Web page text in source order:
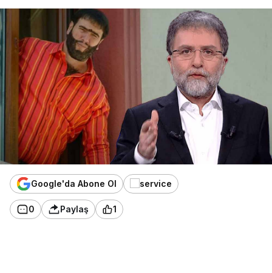
Google'da Abone Ol
0 Paylaş 1